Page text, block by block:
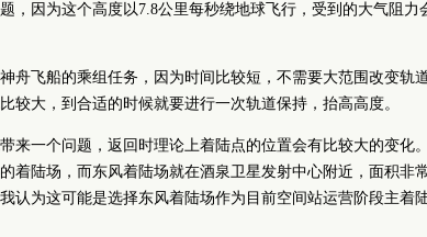
，因为这个高度以7.8公里每秒绕地球飞行，受到的大气阻力
舟飞船的乘组任务，因为时间比较短，不需要大范围改变轨
较大，到合适的时候就要进行一次轨道保持，抬高高度。
来一个问题，返回时理论上着陆点的位置会有比较大的变化
着陆场，而东风着陆场就在酒泉卫星发射中心附近，面积非
认为这可能是选择东风着陆场作为目前空间站运营阶段主着